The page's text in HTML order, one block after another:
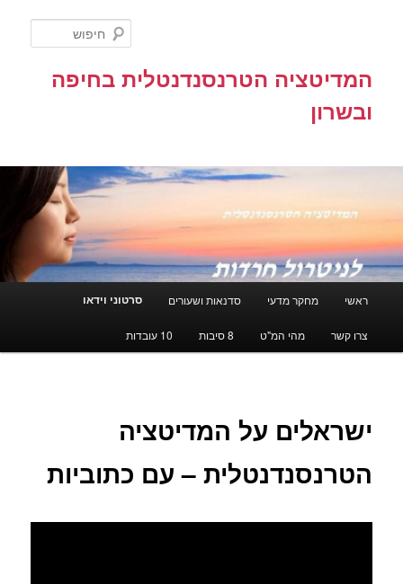
המדיטציה הטרנסנדנטלית בחיפה
ובשרון
ראשי מחקר מדעי סדנאות ושעורים סרטוני וידאו
צרו קשר מהי המ"ט 8 סיבות 10 עובדות
ישראלים על המדיטציה
הטרנסנדנטלית – עם כתוביות